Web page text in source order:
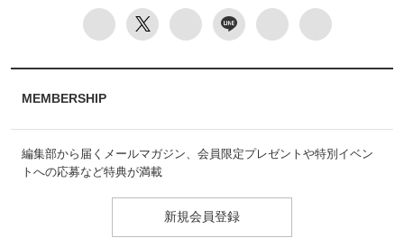
MEMBERSHIP
編集部から届くメールマガジン、会員限定プレゼントや特別イベン
トへの応募など特典が満載
新規会員登録